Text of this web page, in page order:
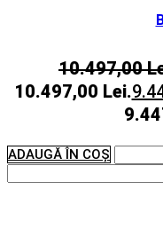
10.497,00
10.497,00 Lei.
ADAUGĂ ÎN COȘ